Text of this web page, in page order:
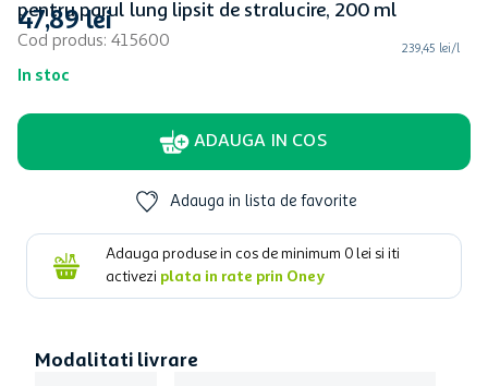
pentru parul lung lipsit de stralucire, 200 ml
Cod produs: 415600
In stoc
47,89 lei
239,45 lei/l
ADAUGA IN COS
Adauga in lista de favorite
Adauga produse in cos de minimum 0 lei si iti
activezi plata in rate prin Oney
Modalitati livrare